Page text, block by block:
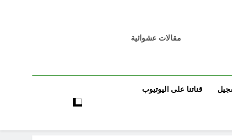
مقالات عشوائية
قناتنا على اليوتيوب